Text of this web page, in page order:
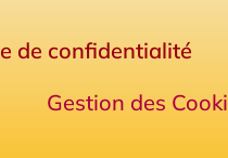
de confidentialité
Gestion des